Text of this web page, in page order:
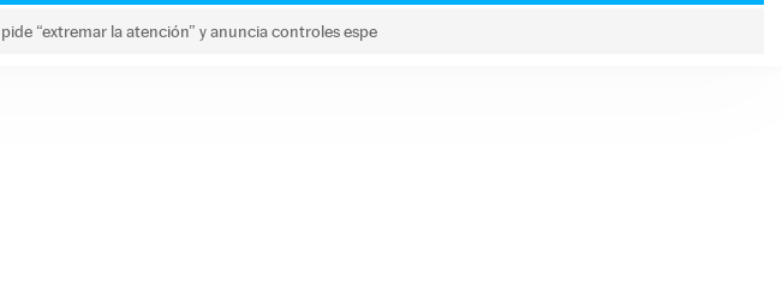
“extremar la atención” y anuncia controles espe